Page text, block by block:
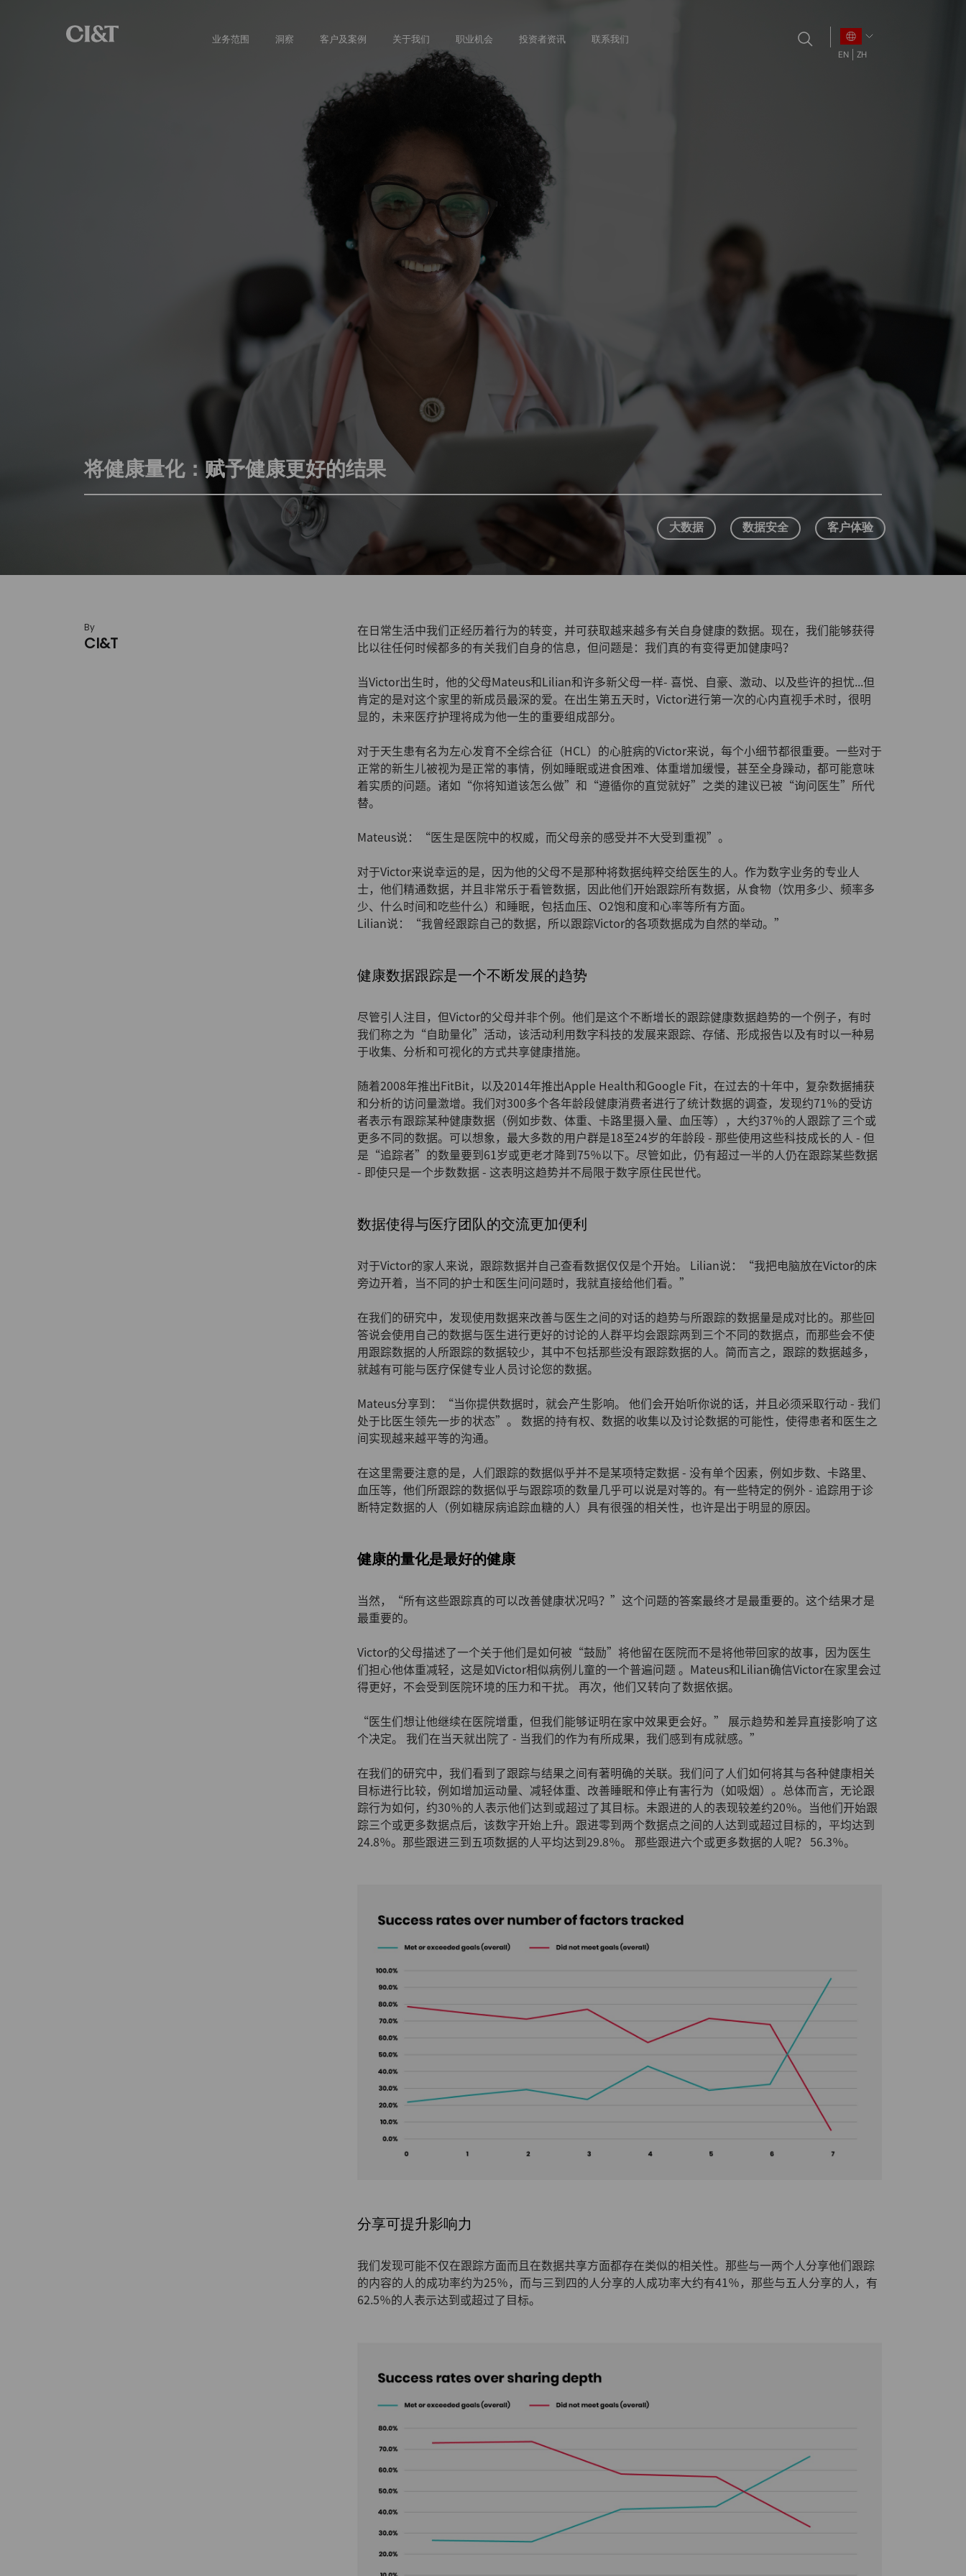
main
业务范围 洞察 客户及案例 关于我们 职业机会 投资者资讯 联系我们
EN ZH
将健康量化：赋予健康更好的结果
大数据 数据安全 客户体验
By
CI&T
在日常生活中我们正经历着行为的转变，并可获取越来越多有关自身健康的数据。现在，我们能够获得
比以往任何时候都多的有关我们自身的信息，但问题是：我们真的有变得更加健康吗？
当Victor出生时，他的父母Mateus和Lilian和许多新父母一样- 喜悦、自豪、激动、以及些许的担忧...但
肯定的是对这个家里的新成员最深的爱。在出生第五天时，Victor进行第一次的心内直视手术时，很明
显的，未来医疗护理将成为他一生的重要组成部分。
对于天生患有名为左心发育不全综合征（HCL）的心脏病的Victor来说，每个小细节都很重要。一些对于
正常的新生儿被视为是正常的事情，例如睡眠或进食困难、体重增加缓慢，甚至全身躁动，都可能意味
着实质的问题。诸如“你将知道该怎么做”和“遵循你的直觉就好”之类的建议已被“询问医生”所代
替。
Mateus说：“医生是医院中的权威，而父母亲的感受并不大受到重视”。
对于Victor来说幸运的是，因为他的父母不是那种将数据纯粹交给医生的人。作为数字业务的专业人
士，他们精通数据，并且非常乐于看管数据，因此他们开始跟踪所有数据，从食物（饮用多少、频率多
少、什么时间和吃些什么）和睡眠，包括血压、O2饱和度和心率等所有方面。
Lilian说：“我曾经跟踪自己的数据，所以跟踪Victor的各项数据成为自然的举动。”
健康数据跟踪是一个不断发展的趋势
尽管引人注目，但Victor的父母并非个例。他们是这个不断增长的跟踪健康数据趋势的一个例子，有时
我们称之为“自助量化”活动，该活动利用数字科技的发展来跟踪、存储、形成报告以及有时以一种易
于收集、分析和可视化的方式共享健康措施。
随着2008年推出FitBit，以及2014年推出Apple Health和Google Fit，在过去的十年中，复杂数据捕获
和分析的访问量激增。我们对300多个各年龄段健康消费者进行了统计数据的调查，发现约71％的受访
者表示有跟踪某种健康数据（例如步数、体重、卡路里摄入量、血压等），大约37％的人跟踪了三个或
更多不同的数据。可以想象，最大多数的用户群是18至24岁的年龄段 - 那些使用这些科技成长的人 - 但
是“追踪者”的数量要到61岁或更老才降到75％以下。尽管如此，仍有超过一半的人仍在跟踪某些数据
- 即使只是一个步数数据 - 这表明这趋势并不局限于数字原住民世代。
数据使得与医疗团队的交流更加便利
对于Victor的家人来说，跟踪数据并自己查看数据仅仅是个开始。 Lilian说：“我把电脑放在Victor的床
旁边开着，当不同的护士和医生问问题时，我就直接给他们看。”
在我们的研究中，发现使用数据来改善与医生之间的对话的趋势与所跟踪的数据量是成对比的。那些回
答说会使用自己的数据与医生进行更好的讨论的人群平均会跟踪两到三个不同的数据点，而那些会不使
用跟踪数据的人所跟踪的数据较少，其中不包括那些没有跟踪数据的人。简而言之，跟踪的数据越多，
就越有可能与医疗保健专业人员讨论您的数据。
Mateus分享到：“当你提供数据时，就会产生影响。 他们会开始听你说的话，并且必须采取行动 - 我们
处于比医生领先一步的状态”。 数据的持有权、数据的收集以及讨论数据的可能性，使得患者和医生之
间实现越来越平等的沟通。
在这里需要注意的是，人们跟踪的数据似乎并不是某项特定数据 - 没有单个因素，例如步数、卡路里、
血压等，他们所跟踪的数据似乎与跟踪项的数量几乎可以说是对等的。有一些特定的例外 - 追踪用于诊
断特定数据的人（例如糖尿病追踪血糖的人）具有很强的相关性，也许是出于明显的原因。
健康的量化是最好的健康
当然，“所有这些跟踪真的可以改善健康状况吗？”这个问题的答案最终才是最重要的。这个结果才是
最重要的。
Victor的父母描述了一个关于他们是如何被“鼓励”将他留在医院而不是将他带回家的故事，因为医生
们担心他体重减轻，这是如Victor相似病例儿童的一个普遍问题 。Mateus和Lilian确信Victor在家里会过
得更好，不会受到医院环境的压力和干扰。 再次，他们又转向了数据依据。
“医生们想让他继续在医院增重，但我们能够证明在家中效果更会好。” 展示趋势和差异直接影响了这
个决定。 我们在当天就出院了 - 当我们的作为有所成果，我们感到有成就感。”
在我们的研究中，我们看到了跟踪与结果之间有著明确的关联。我们问了人们如何将其与各种健康相关
目标进行比较，例如增加运动量、减轻体重、改善睡眠和停止有害行为（如吸烟）。总体而言，无论跟
踪行为如何，约30％的人表示他们达到或超过了其目标。未跟进的人的表现较差约20％。当他们开始跟
踪三个或更多数据点后，该数字开始上升。跟进零到两个数据点之间的人达到或超过目标的，平均达到
24.8％。那些跟进三到五项数据的人平均达到29.8％。 那些跟进六个或更多数据的人呢？ 56.3％。
分享可提升影响力
我们发现可能不仅在跟踪方面而且在数据共享方面都存在类似的相关性。那些与一两个人分享他们跟踪
的内容的人的成功率约为25％，而与三到四的人分享的人成功率大约有41％，那些与五人分享的人，有
62.5％的人表示达到或超过了目标。